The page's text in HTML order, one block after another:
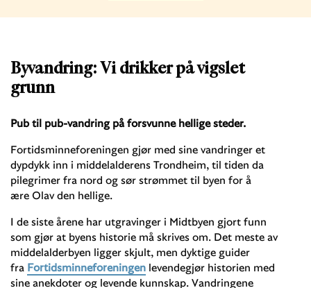
Byvandring: Vi drikker på vigslet
grunn
Pub til pub-vandring på forsvunne hellige steder.
Fortidsminneforeningen gjør med sine vandringer et
dypdykk inn i middelalderens Trondheim, til tiden da
pilegrimer fra nord og sør strømmet til byen for å
ære Olav den hellige.
I de siste årene har utgravinger i Midtbyen gjort funn
som gjør at byens historie må skrives om. Det meste av
middelalderbyen ligger skjult, men dyktige guider
fra Fortidsminneforeningen levendegjør historien med
sine anekdoter og levende kunnskap. Vandringene